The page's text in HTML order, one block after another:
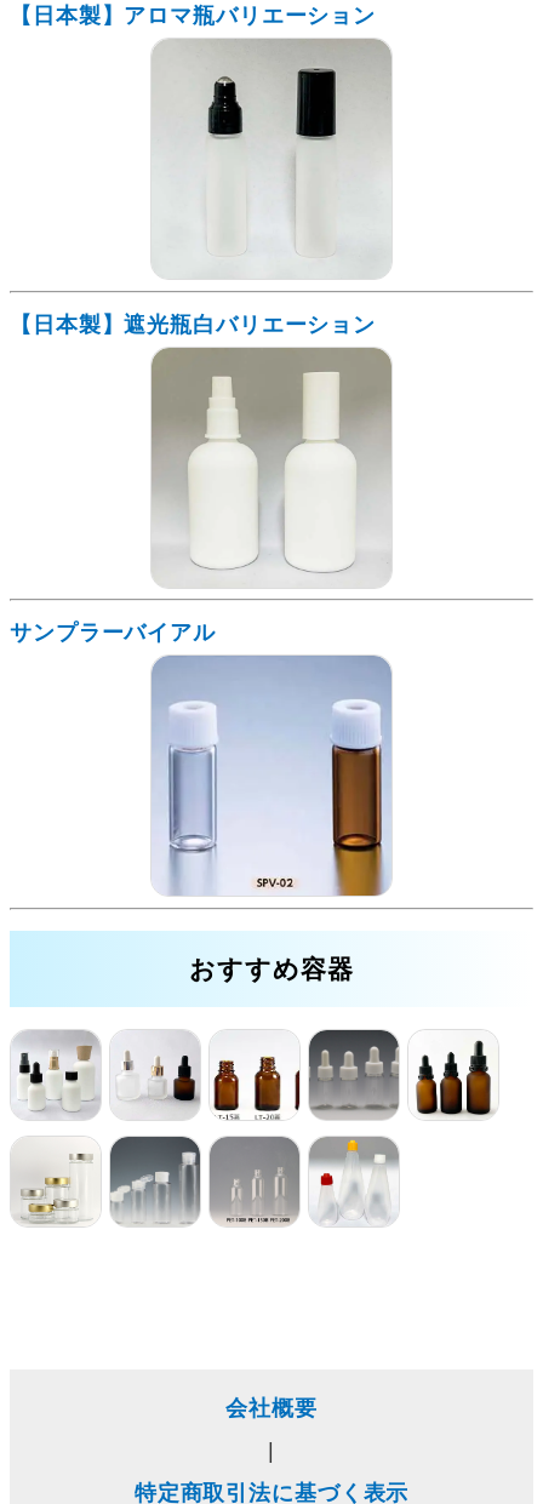
【日本製】アロマ瓶バリエーション
【日本製】遮光瓶白バリエーション
サンプラーバイアル
おすすめ容器
会社概要
|
特定商取引法に基づく表示